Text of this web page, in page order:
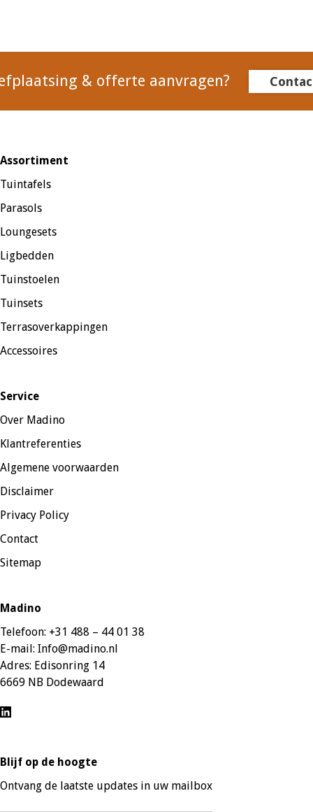
& offerte aanvragen?
Assortiment
Tuintafels
Parasols
Loungesets
Ligbedden
Tuinstoelen
Tuinsets
Terrasoverkappingen
Accessoires
Service
Over Madino
Klantreferenties
Algemene voorwaarden
Disclaimer
Privacy Policy
Contact
Sitemap
Madino
Telefoon: +31 488 – 44 01 38
E-mail: Info@madino.nl
Adres: Edisonring 14
6669 NB Dodewaard
Blijf op de hoogte
Ontvang de laatste updates in uw mailbox